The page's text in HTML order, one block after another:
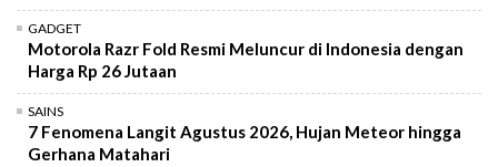
GADGET
Motorola Razr Fold Resmi Meluncur di Indonesia dengan
Harga Rp 26 Jutaan
SAINS
7 Fenomena Langit Agustus 2026, Hujan Meteor hingga
Gerhana Matahari